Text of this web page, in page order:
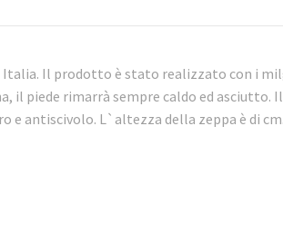
Il prodotto è stato realizzato con i
il piede rimarrà sempre caldo ed
e antiscivolo. L`altezza della zeppa è di